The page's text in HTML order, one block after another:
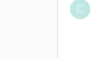
C